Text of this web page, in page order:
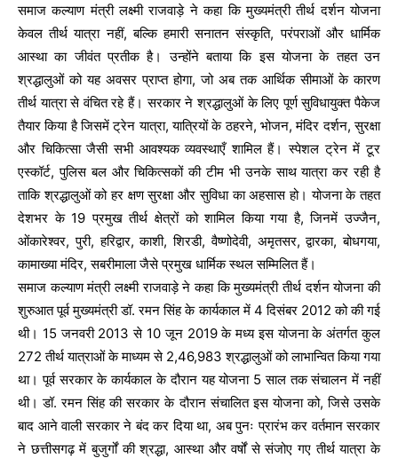
समाज कल्याण मंत्री लक्ष्मी राजवाड़े ने कहा कि मुख्यमंत्री तीर्थ दर्शन योजना
केवल तीर्थ यात्रा नहीं, बल्कि हमारी सनातन संस्कृति, परंपराओं और धार्मिक
आस्था का जीवंत प्रतीक है। उन्होंने बताया कि इस योजना के तहत उन
श्रद्धालुओं को यह अवसर प्राप्त होगा, जो अब तक आर्थिक सीमाओं के कारण
तीर्थ यात्रा से वंचित रहे हैं। सरकार ने श्रद्धालुओं के लिए पूर्ण सुविधायुक्त पैकेज
तैयार किया है जिसमें ट्रेन यात्रा, यात्रियों के ठहरने, भोजन, मंदिर दर्शन, सुरक्षा
और चिकित्सा जैसी सभी आवश्यक व्यवस्थाएँ शामिल हैं। स्पेशल ट्रेन में टूर
एस्कॉर्ट, पुलिस बल और चिकित्सकों की टीम भी उनके साथ यात्रा कर रही है
ताकि श्रद्धालुओं को हर क्षण सुरक्षा और सुविधा का अहसास हो। योजना के तहत
देशभर के 19 प्रमुख तीर्थ क्षेत्रों को शामिल किया गया है, जिनमें उज्जैन,
ओंकारेश्वर, पुरी, हरिद्वार, काशी, शिरडी, वैष्णोदेवी, अमृतसर, द्वारका, बोधगया,
कामाख्या मंदिर, सबरीमाला जैसे प्रमुख धार्मिक स्थल सम्मिलित हैं।
समाज कल्याण मंत्री लक्ष्मी राजवाड़े ने कहा कि मुख्यमंत्री तीर्थ दर्शन योजना की
शुरुआत पूर्व मुख्यमंत्री डॉ. रमन सिंह के कार्यकाल में 4 दिसंबर 2012 को की गई
थी। 15 जनवरी 2013 से 10 जून 2019 के मध्य इस योजना के अंतर्गत कुल
272 तीर्थ यात्राओं के माध्यम से 2,46,983 श्रद्धालुओं को लाभान्वित किया गया
था। पूर्व सरकार के कार्यकाल के दौरान यह योजना 5 साल तक संचालन में नहीं
थी। डॉ. रमन सिंह की सरकार के दौरान संचालित इस योजना को, जिसे उसके
बाद आने वाली सरकार ने बंद कर दिया था, अब पुनः प्रारंभ कर वर्तमान सरकार
ने छत्तीसगढ़ में बुजुर्गों की श्रद्धा, आस्था और वर्षों से संजोए गए तीर्थ यात्रा के